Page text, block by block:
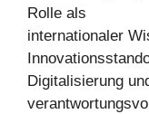
Rolle als
internationaler
Digitalisierung